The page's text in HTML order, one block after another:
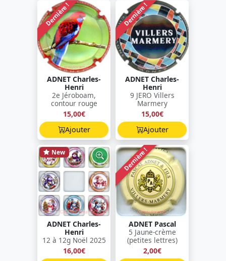
Dernière !
ADNET Charles-
Henri
2e Jéroboam,
contour rouge
15,00€
Ajouter
Dernière !
ADNET Charles-
Henri
9 JERO Villers
Marmery
15,00€
Ajouter
New
ADNET Charles-
Henri
12 à 12g Noël 2025
16,00€
Dernière !
ADNET Pascal
5 Jaune-crème
(petites lettres)
2,00€